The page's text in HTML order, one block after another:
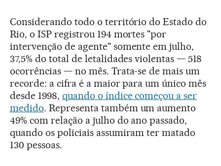
Considerando todo o território do Estado do
Rio, o ISP registrou 194 mortes "por
intervenção de agente" somente em julho,
37,5% do total de letalidades violentas — 518
ocorrências — no mês. Trata-se de mais um
recorde: a cifra é a maior para um único mês
desde 1998, quando o índice começou a ser
medido. Representa também um aumento
49% com relação a julho do ano passado,
quando os policiais assumiram ter matado
130 pessoas.